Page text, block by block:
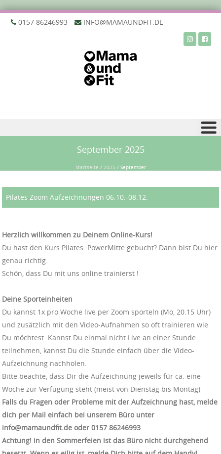
‭0157 86246993‬ INFO@MAMAUNDFIT.DE
September 2025
Startseite /2025 /September
Pilates Zoom Aufzeichnungen 06.10.-08.12.
Herzlich willkommen zu Deinem Online-Kurs!
Du hast den Kurs Pilates PowerMitte gebucht? Dann bist Du hier
genau richtig.
Schön, dass Du mit uns online trainierst !
Deine Sporteinheiten
Du kannst 1x pro Woche live per Zoom sporteln (Mo, 20.15 Uhr)
und zusätzlich mit den Video-Aufnahmen so oft trainieren wie
Du möchtest. Kannst Du einmal nicht Live an einer Stunde
teilnehmen, kannst Du die Stunde einfach über die Video-
Aufzeichnung nachholen.
Bitte beachte, dass Dir die Aufzeichnung jeweils für ca. eine
Woche zur Verfügung steht (meist von Dienstag bis Montag)
Falls du Fragen oder Probleme mit der Aufzeichnung hast, melde
dich per Mail einfach bei unserem Büro unter
info@mamaundfit.de oder ‭0157 86246993‬
Achtung! in den Sommerfeien ist das Büro nicht durchgehend